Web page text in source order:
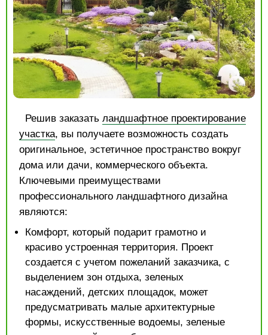
Решив заказать ландшафтное проектирование
участка, вы получаете возможность создать
оригинальное, эстетичное пространство вокруг
дома или дачи, коммерческого объекта.
Ключевыми преимуществами
профессионального ландшафтного дизайна
являются:
Комфорт, который подарит грамотно и
красиво устроенная территория. Проект
создается с учетом пожеланий заказчика, с
выделением зон отдыха, зеленых
насаждений, детских площадок, может
предусматривать малые архитектурные
формы, искусственные водоемы, зеленые